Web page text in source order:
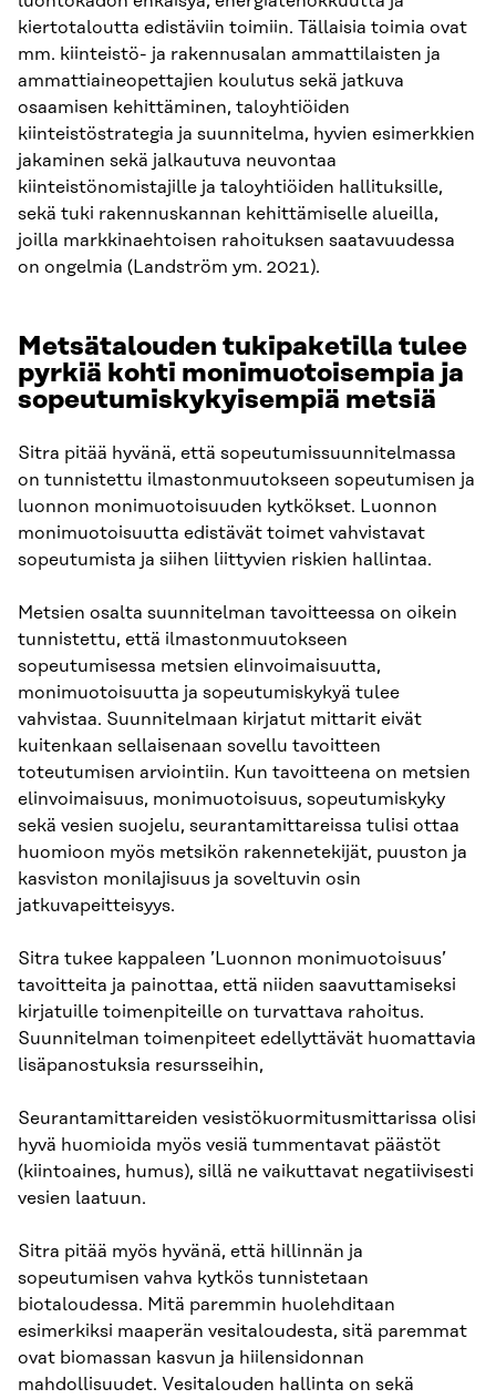
kiertotaloutta edistäviin toimiin. Tällaisia toimia ovat
mm. kiinteistö- ja rakennusalan ammattilaisten ja
ammattiaineopettajien koulutus sekä jatkuva
osaamisen kehittäminen, taloyhtiöiden
kiinteistöstrategia ja suunnitelma, hyvien esimerkkien
jakaminen sekä jalkautuva neuvontaa
kiinteistönomistajille ja taloyhtiöiden hallituksille,
sekä tuki rakennuskannan kehittämiselle alueilla,
joilla markkinaehtoisen rahoituksen saatavuudessa
on ongelmia (Landström ym. 2021).
Metsätalouden tukipaketilla tulee
pyrkiä kohti monimuotoisempia ja
sopeutumiskykyisempiä metsiä
Sitra pitää hyvänä, että sopeutumissuunnitelmassa
on tunnistettu ilmastonmuutokseen sopeutumisen ja
luonnon monimuotoisuuden kytkökset. Luonnon
monimuotoisuutta edistävät toimet vahvistavat
sopeutumista ja siihen liittyvien riskien hallintaa.
Metsien osalta suunnitelman tavoitteessa on oikein
tunnistettu, että ilmastonmuutokseen
sopeutumisessa metsien elinvoimaisuutta,
monimuotoisuutta ja sopeutumiskykyä tulee
vahvistaa. Suunnitelmaan kirjatut mittarit eivät
kuitenkaan sellaisenaan sovellu tavoitteen
toteutumisen arviointiin. Kun tavoitteena on metsien
elinvoimaisuus, monimuotoisuus, sopeutumiskyky
sekä vesien suojelu, seurantamittareissa tulisi ottaa
huomioon myös metsikön rakennetekijät, puuston ja
kasviston monilajisuus ja soveltuvin osin
jatkuvapeitteisyys.
Sitra tukee kappaleen ’Luonnon monimuotoisuus’
tavoitteita ja painottaa, että niiden saavuttamiseksi
kirjatuille toimenpiteille on turvattava rahoitus.
Suunnitelman toimenpiteet edellyttävät huomattavia
lisäpanostuksia resursseihin,
Seurantamittareiden vesistökuormitusmittarissa olisi
hyvä huomioida myös vesiä tummentavat päästöt
(kiintoaines, humus), sillä ne vaikuttavat negatiivisesti
vesien laatuun.
Sitra pitää myös hyvänä, että hillinnän ja
sopeutumisen vahva kytkös tunnistetaan
biotaloudessa. Mitä paremmin huolehditaan
esimerkiksi maaperän vesitaloudesta, sitä paremmat
ovat biomassan kasvun ja hiilensidonnan
mahdollisuudet. Vesitalouden hallinta on sekä